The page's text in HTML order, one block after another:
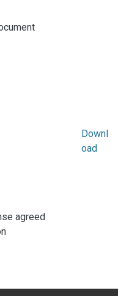
agreed
Downl
oad